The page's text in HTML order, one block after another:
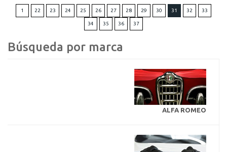
1 22 23 24 25 26 27 28 29 30 31 32 33
34 35 36 37
Búsqueda por marca
ALFA ROMEO